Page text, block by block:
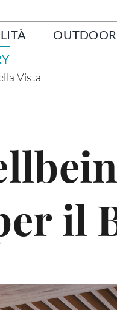
OUTDOOR
Vista
il